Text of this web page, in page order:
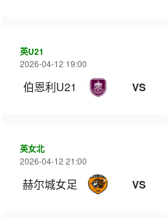
英U21
2026-04-12 19:00
伯恩利U21 VS
英女北
2026-04-12 21:00
赫尔城女足 VS